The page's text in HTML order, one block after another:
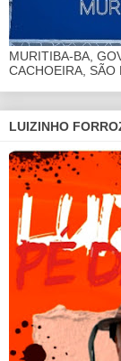
MURITIBA-BA,
CACHOEIRA, SÃO
LUIZINHO